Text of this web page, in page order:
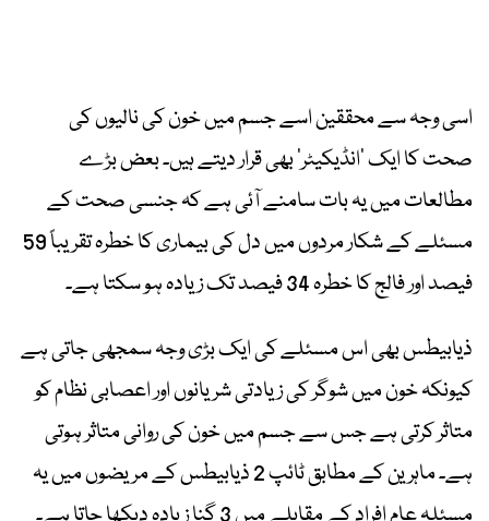
اسی وجہ سے محققین اسے جسم میں خون کی نالیوں کی
صحت کا ایک ’انڈیکیٹر‘ بھی قرار دیتے ہیں۔ بعض بڑے
مطالعات میں یہ بات سامنے آئی ہے کہ جنسی صحت کے
مسئلے کے شکار مردوں میں دل کی بیماری کا خطرہ تقریباً 59
فیصد اور فالج کا خطرہ 34 فیصد تک زیادہ ہو سکتا ہے۔
ذیابیطس بھی اس مسئلے کی ایک بڑی وجہ سمجھی جاتی ہے
کیونکہ خون میں شوگر کی زیادتی شریانوں اور اعصابی نظام کو
متاثر کرتی ہے جس سے جسم میں خون کی روانی متاثر ہوتی
ہے۔ ماہرین کے مطابق ٹائپ 2 ذیابیطس کے مریضوں میں یہ